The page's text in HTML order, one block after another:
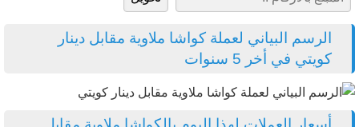
الرسم البياني لعملة كواشا ملاوية مقابل دينار
كويتي في أخر 5 سنوات